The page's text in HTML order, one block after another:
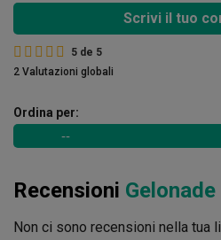
Scrivi il tuo
5 de 5
2 Valutazioni globali
Ordina per:
Recensioni Gelonade
Non ci sono recensioni nella tua